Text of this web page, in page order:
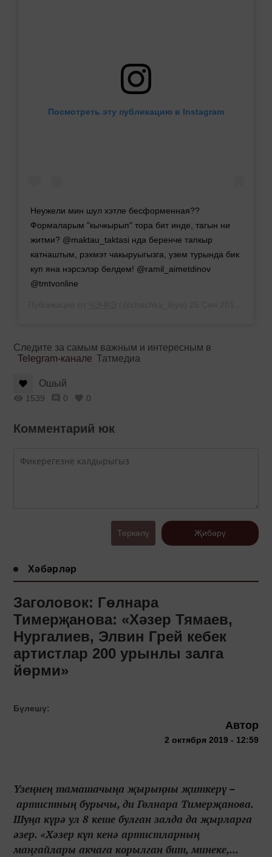
Посмотреть эту публикацию в Instagram
Неужели мин шул хэтле бесформенная??
Формаларым "кычкырып" тора бит инде, тагын ни
житми? @maktau_taktasi нда беренче тапкыр
катнаштым, рэхмэт чакыруыгызга, узем турында бик
куп яна нэрсэлэр белдем! @ramil_aimetdinov
@tmtvonline
Следите за самым важным и интересным в
Telegram-канале Татмедиа
Ошый
1539 0 0
Комментарий юк
Теркәлү Җибәрү
Хәбәрләр
Заголовок: Гөлнара
Тимерҗанова: «Хәзер Тямаев,
Нургалиев, Элвин Грей кебек
артистлар 200 урынлы залга
йөрми»
Бүлешү:
Автор
2 октября 2019 - 12:59
Үзеңнең тамашачыңа җырыңны җиткерү –
артистның бурычы, ди Гөлнара Тимерҗанова.
Шуңа күрә ул 8 кеше булган залда да җырларга
әзер. «Хәзер күп кенә артистларның
маңгайлары акчага корылган бит, минеке,...